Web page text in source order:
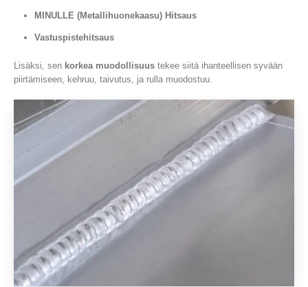
MINULLE (Metallihuonekaasu) Hitsaus
Vastuspistehitsaus
Lisäksi, sen korkea muodollisuus tekee siitä ihanteellisen syvään
piirtämiseen, kehruu, taivutus, ja rulla muodostuu.